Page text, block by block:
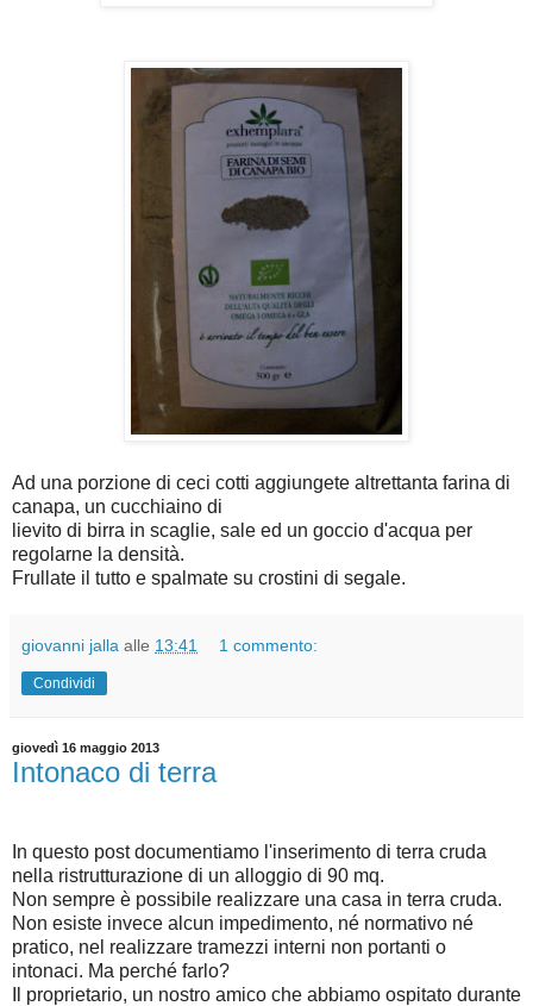
Ad una porzione di ceci cotti aggiungete altrettanta farina di
canapa, un cucchiaino di
lievito di birra in scaglie, sale ed un goccio d'acqua per
regolarne la densità.
Frullate il tutto e spalmate su crostini di segale.
giovanni jalla alle 13:41 1 commento:
Condividi
giovedì 16 maggio 2013
Intonaco di terra
In questo post documentiamo l'inserimento di terra cruda
nella ristrutturazione di un alloggio di 90 mq.
Non sempre è possibile realizzare una casa in terra cruda.
Non esiste invece alcun impedimento, né normativo né
pratico, nel realizzare tramezzi interni non portanti o
intonaci. Ma perché farlo?
Il proprietario, un nostro amico che abbiamo ospitato durante